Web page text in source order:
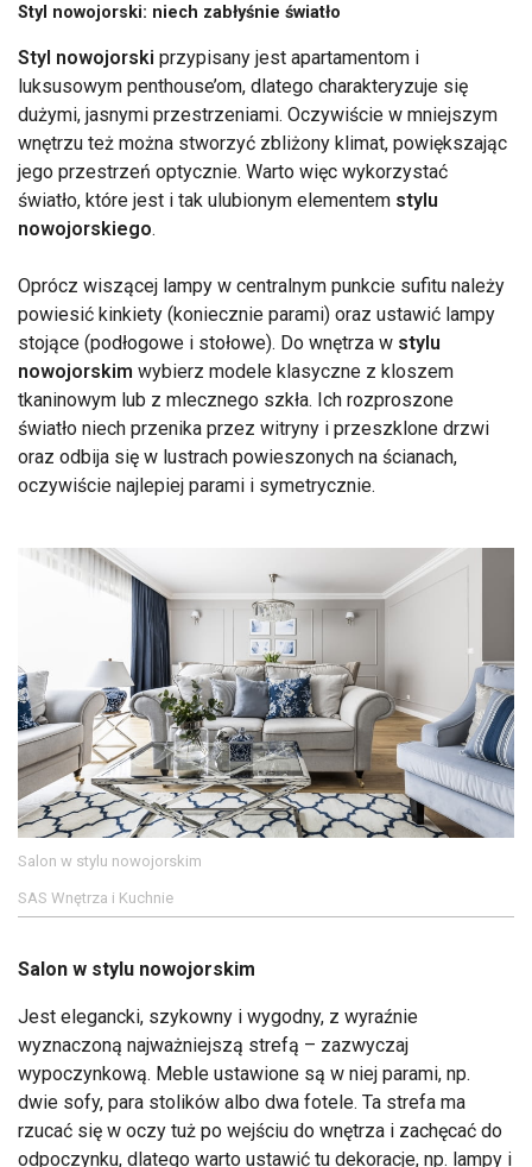
Styl nowojorski: niech zabłyśnie światło
Styl nowojorski przypisany jest apartamentom i
luksusowym penthouse’om, dlatego charakteryzuje się
dużymi, jasnymi przestrzeniami. Oczywiście w mniejszym
wnętrzu też można stworzyć zbliżony klimat, powiększając
jego przestrzeń optycznie. Warto więc wykorzystać
światło, które jest i tak ulubionym elementem stylu
nowojorskiego.
Oprócz wiszącej lampy w centralnym punkcie sufitu należy
powiesić kinkiety (koniecznie parami) oraz ustawić lampy
stojące (podłogowe i stołowe). Do wnętrza w stylu
nowojorskim wybierz modele klasyczne z kloszem
tkaninowym lub z mlecznego szkła. Ich rozproszone
światło niech przenika przez witryny i przeszklone drzwi
oraz odbija się w lustrach powieszonych na ścianach,
oczywiście najlepiej parami i symetrycznie.
Salon w stylu nowojorskim
SAS Wnętrza i Kuchnie
Salon w stylu nowojorskim
Jest elegancki, szykowny i wygodny, z wyraźnie
wyznaczoną najważniejszą strefą – zazwyczaj
wypoczynkową. Meble ustawione są w niej parami, np.
dwie sofy, para stolików albo dwa fotele. Ta strefa ma
rzucać się w oczy tuż po wejściu do wnętrza i zachęcać do
odpoczynku, dlatego warto ustawić tu dekoracje, np. lampy i